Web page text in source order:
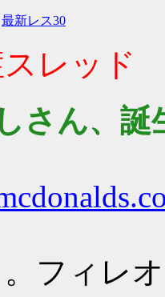
最新レス30
レッド
さん、誕
フィレ